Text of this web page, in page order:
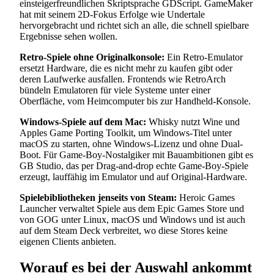
einsteigerfreundlichen Skriptsprache GDScript. GameMaker
hat mit seinem 2D-Fokus Erfolge wie Undertale
hervorgebracht und richtet sich an alle, die schnell spielbare
Ergebnisse sehen wollen.
Retro-Spiele ohne Originalkonsole: Ein Retro-Emulator
ersetzt Hardware, die es nicht mehr zu kaufen gibt oder
deren Laufwerke ausfallen. Frontends wie RetroArch
bündeln Emulatoren für viele Systeme unter einer
Oberfläche, vom Heimcomputer bis zur Handheld-Konsole.
Windows-Spiele auf dem Mac: Whisky nutzt Wine und
Apples Game Porting Toolkit, um Windows-Titel unter
macOS zu starten, ohne Windows-Lizenz und ohne Dual-
Boot. Für Game-Boy-Nostalgiker mit Bauambitionen gibt es
GB Studio, das per Drag-and-drop echte Game-Boy-Spiele
erzeugt, lauffähig im Emulator und auf Original-Hardware.
Spielebibliotheken jenseits von Steam: Heroic Games
Launcher verwaltet Spiele aus dem Epic Games Store und
von GOG unter Linux, macOS und Windows und ist auch
auf dem Steam Deck verbreitet, wo diese Stores keine
eigenen Clients anbieten.
Worauf es bei der Auswahl ankommt